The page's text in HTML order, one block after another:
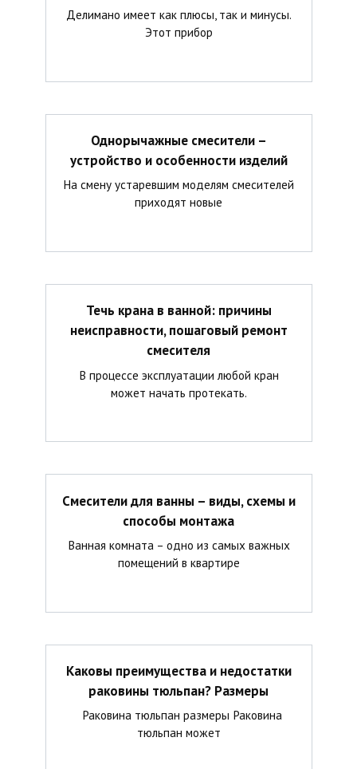
Делимано имеет как плюсы, так и минусы.
Этот прибор
Однорычажные смесители –
устройство и особенности изделий
На смену устаревшим моделям смесителей
приходят новые
Течь крана в ванной: причины
неисправности, пошаговый ремонт
смесителя
В процессе эксплуатации любой кран
может начать протекать.
Смесители для ванны – виды, схемы и
способы монтажа
Ванная комната – одно из самых важных
помещений в квартире
Каковы преимущества и недостатки
раковины тюльпан? Размеры
Раковина тюльпан размеры Раковина
тюльпан может